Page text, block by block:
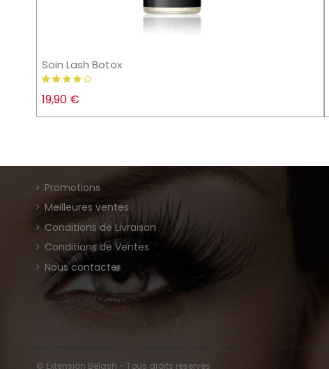
Soin Lash Botox
19,90 €
Promotions
Meilleures ventes
Conditions de Livraison
Conditions de Ventes
Nous contacter
© Extension Belash - Tous droits réservés